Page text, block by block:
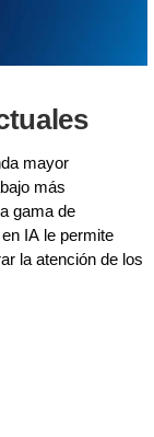
mayor
más
gama de
IA le permite
la atención de los